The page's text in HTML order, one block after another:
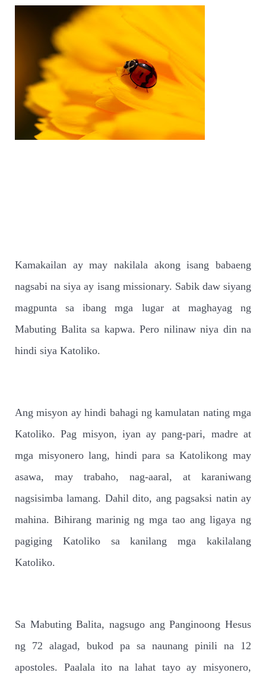
Kamakailan ay may nakilala akong isang babaeng
nagsabi na siya ay isang missionary. Sabik daw siyang
magpunta sa ibang mga lugar at maghayag ng
Mabuting Balita sa kapwa. Pero nilinaw niya din na
hindi siya Katoliko.
Ang misyon ay hindi bahagi ng kamulatan nating mga
Katoliko. Pag misyon, iyan ay pang-pari, madre at
mga misyonero lang, hindi para sa Katolikong may
asawa, may trabaho, nag-aaral, at karaniwang
nagsisimba lamang. Dahil dito, ang pagsaksi natin ay
mahina. Bihirang marinig ng mga tao ang ligaya ng
pagiging Katoliko sa kanilang mga kakilalang
Katoliko.
Sa Mabuting Balita, nagsugo ang Panginoong Hesus
ng 72 alagad, bukod pa sa naunang pinili na 12
apostoles. Paalala ito na lahat tayo ay misyonero,